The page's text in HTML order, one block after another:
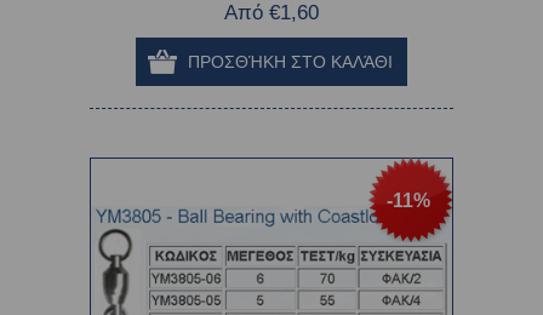
Από €1,60
-11%